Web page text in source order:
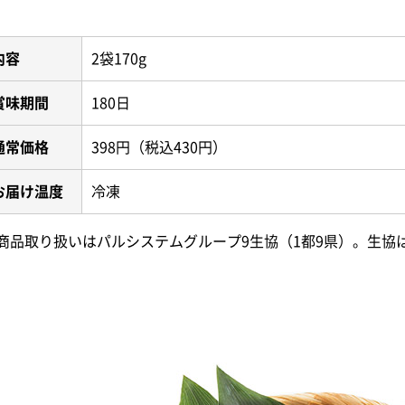
容 2袋170g
味期間 180日
常価格 398円（税込430円）
届け温度 冷凍
品取り扱いはパルシステムグループ9生協（1都9県）。生協